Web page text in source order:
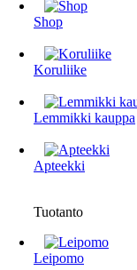
Shop
Koruliike
Lemmikki kauppa
Apteekki
Tuotanto
Leipomo